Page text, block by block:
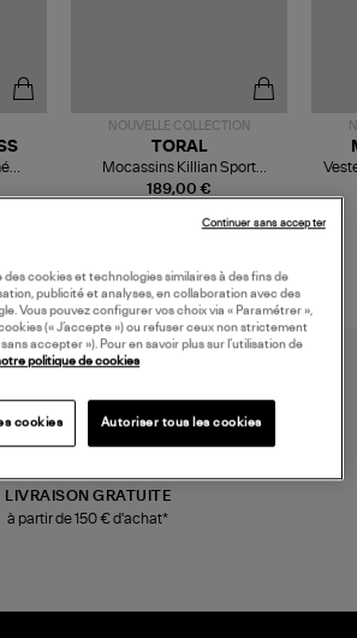
NOUVELLE COLLECTION
189,00 €
TORAL
Mocassins Killian Sport
Mousse
LIVRAISON GRATUITE
à partir de 150 € d'achat*
des cookies et technologies similaires à des fins de
publicité et analyses, en collaboration avec des
Vous pouvez configurer vos choix via « Paramétrer »,
(« J’accepte ») ou refuser ceux non strictement
accepter »). Pour en savoir plus sur l’utilisation de
politique de cookies
cookies Autoriser tous les cookies
Continuer sans accepter